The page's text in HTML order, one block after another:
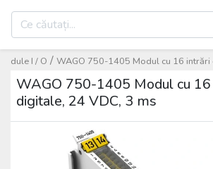
WAGO 750-1405 Modul cu 16 intrări
/
I / O
WAGO 750-1405 Modul cu
digitale, 24 VDC, 3 ms